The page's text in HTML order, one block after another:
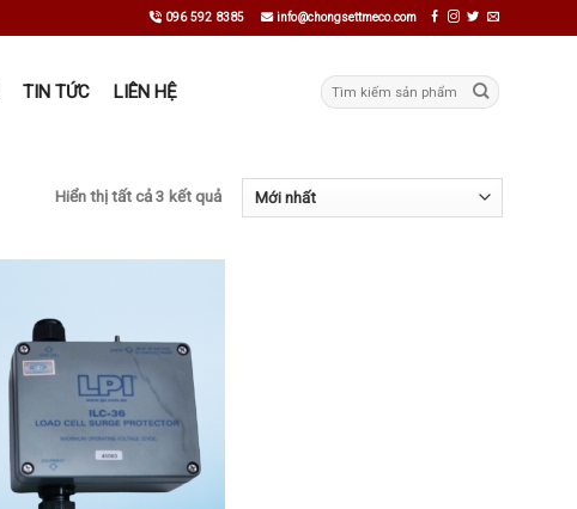
096 592 8385 info@chongsettmeco.com
TIN TỨC LIÊN HỆ
Tìm
kiếm:
Hiển thị tất cả 3 kết quả